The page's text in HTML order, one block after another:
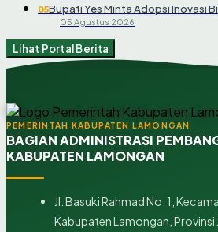
05Bupati Yes Minta Adopsi Inovasi
05 Agustus 2026
Lihat Portal Berita
PEMERINTAH KABUPATEN LAMONGAN
BAGIAN ADMINISTRASI
KABUPATEN LAMONGAN
Jl. Basuki Rahmad No. 1,
Kabupaten Lamongan, Provinsi